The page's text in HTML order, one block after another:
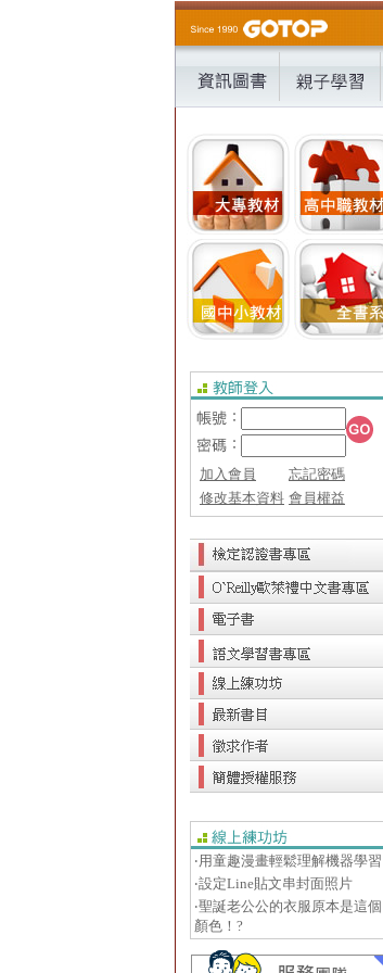
加入會員
忘記密碼
修改基本資料 會員權益
‧用童趣漫畫輕鬆理解機器學習
‧設定Line貼文串封面照片
‧聖誕老公公的衣服原本是這個
顏色！?